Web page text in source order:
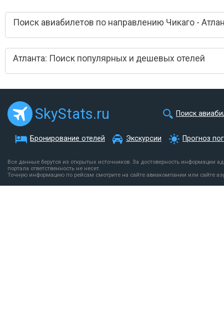
Поиск авиабилетов по направлению Чикаго -
Атланта: Поиск популярных и дешевых отелей
SkyStats.ru Поиск
Бронирование отелей Экскурсии Прогноз
Все данные берутся из открытых источников. За достоверность информации
портала ответственность не несет.
Точную информацию по рейсам смотрите на сайте авиакомпании или сайте